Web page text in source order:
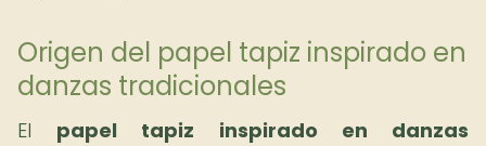
Origen del papel tapiz inspirado en
danzas tradicionales
El papel tapiz inspirado en danzas